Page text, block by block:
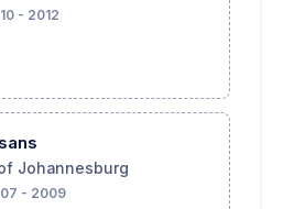
- 2012
Johannesburg
- 2009